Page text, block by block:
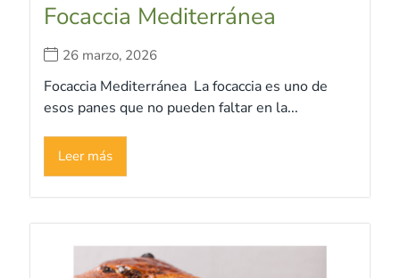
Focaccia Mediterránea
26 marzo, 2026
Focaccia Mediterránea La focaccia es uno de
esos panes que no pueden faltar en la...
Leer más